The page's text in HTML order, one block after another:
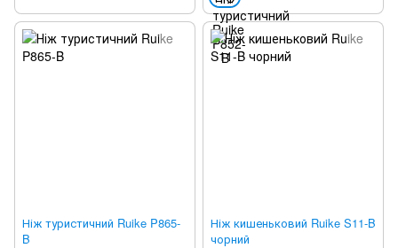
Ніж туристичний Ruike P865-
B
Ніж кишеньковий Ruike S11-B
чорний